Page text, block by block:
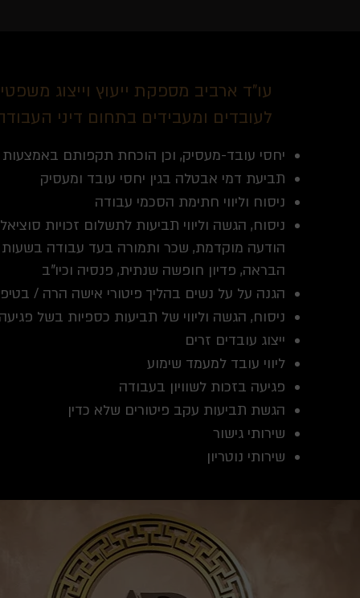
עו"ד ארביב מספקת ייעוץ וייצוג משפטי
לעובדים ומעבידים בתחום דיני
יחסי עובד-מעסיק, וכן הוכחת תקפותם
תביעת דמי אבטלה בגין יחסי עובד ומעסיק
ניסוח וליווי חתימת הסכמי עבודה
ניסוח, הגשה וליווי תביעות לתשלום זכויות
הודעה מוקדמת, שכר ותמורה בעד עבודה בשעות
הבראה, פדיון חופשה שנתית, פנסיה וכיו"ב
הגנה על על נשים בהליך פיטורי אישה הרה /
ניסוח, הגשה וליווי של תביעות כספיות בשל
ייצוג עובדים זרים
ליווי עובד למעמד שימוע
פגיעה בזכות לשוויון בעבודה
הגשת תביעות עקב פיטורים שלא כדין
שירותי גישור
שירותי נוטריון